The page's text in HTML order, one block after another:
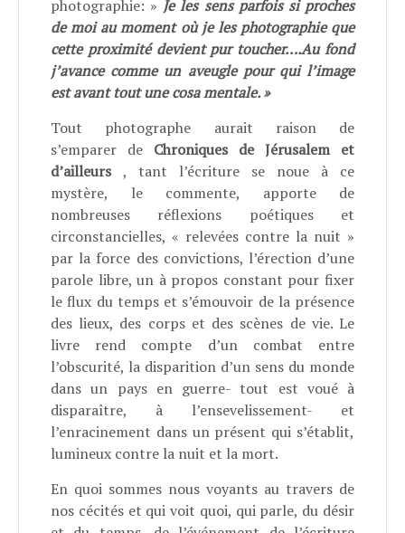
photographie: » Je les sens parfois si proches
de moi au moment où je les photographie que
cette proximité devient pur toucher….Au fond
j’avance comme un aveugle pour qui l’image
est avant tout une cosa mentale. »
Tout photographe aurait raison de
s’emparer de Chroniques de Jérusalem et
d’ailleurs , tant l’écriture se noue à ce
mystère, le commente, apporte de
nombreuses réflexions poétiques et
circonstancielles, « relevées contre la nuit »
par la force des convictions, l’érection d’une
parole libre, un à propos constant pour fixer
le flux du temps et s’émouvoir de la présence
des lieux, des corps et des scènes de vie. Le
livre rend compte d’un combat entre
l’obscurité, la disparition d’un sens du monde
dans un pays en guerre- tout est voué à
disparaître, à l’ensevelissement- et
l’enracinement dans un présent qui s’établit,
lumineux contre la nuit et la mort.
En quoi sommes nous voyants au travers de
nos cécités et qui voit quoi, qui parle, du désir